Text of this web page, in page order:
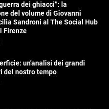
dei ghiacci”: la
del volume di Giovanni
Sandroni al The Social Hub
Firenze
un'analisi dei grandi
del nostro tempo